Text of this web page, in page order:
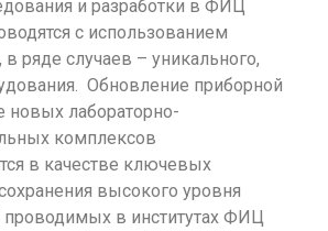
и разработки в ФИЦ
с использованием
ряде случаев – уникального,
Обновление приборной
новых лабораторно-
комплексов
в качестве ключевых
высокого уровня
проводимых в институтах ФИЦ